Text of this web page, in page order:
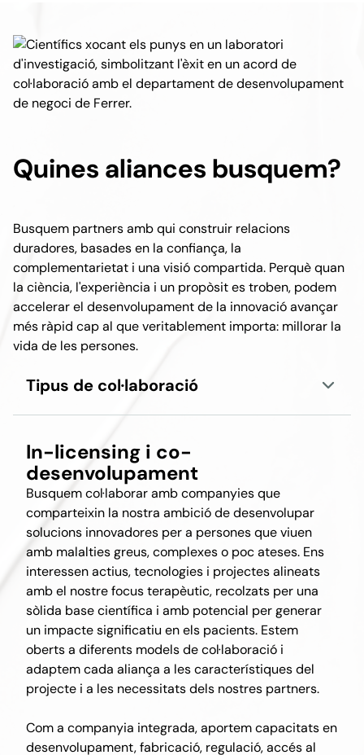
Quines aliances busquem?
Busquem partners amb qui construir relacions
duradores, basades en la confiança, la
complementarietat i una visió compartida. Perquè quan
la ciència, l'experiència i un propòsit es troben, podem
accelerar el desenvolupament de la innovació avançar
més ràpid cap al que veritablement importa: millorar la
vida de les persones.
Tipus de col·laboració
In-licensing i co-
desenvolupament
Busquem col·laborar amb companyies que
comparteixin la nostra ambició de desenvolupar
solucions innovadores per a persones que viuen
amb malalties greus, complexes o poc ateses. Ens
interessen actius, tecnologies i projectes alineats
amb el nostre focus terapèutic, recolzats per una
sòlida base científica i amb potencial per generar
un impacte significatiu en els pacients. Estem
oberts a diferents models de col·laboració i
adaptem cada aliança a les característiques del
projecte i a les necessitats dels nostres partners.
Com a companyia integrada, aportem capacitats en
desenvolupament, fabricació, regulació, accés al